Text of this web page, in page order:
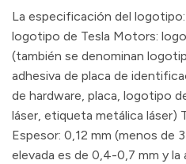
La especificación del
logotipo de Tesla Motors:
(también se denominan
adhesiva de placa de
de hardware, placa, logotipo
láser, etiqueta metálica láser)
Espesor: 0,12 mm (menos de
elevada es de 0,4-0,7 mm y